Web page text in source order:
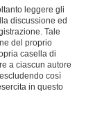
leggere gli
discussione ed
Tale
del proprio
casella di
a ciascun autore
così
in questo